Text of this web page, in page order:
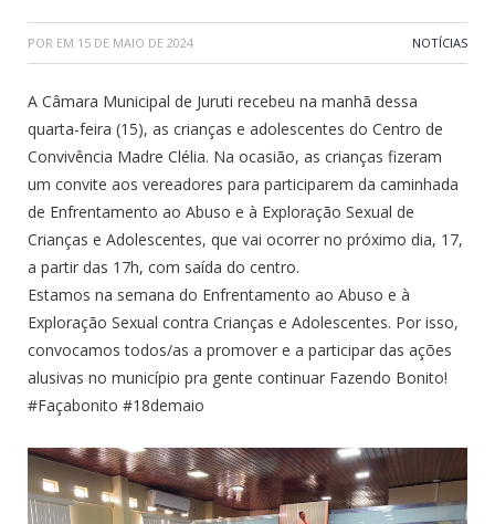
POR EM 15 DE MAIO DE 2024 NOTÍCIAS
A Câmara Municipal de Juruti recebeu na manhã dessa
quarta-feira (15), as crianças e adolescentes do Centro de
Convivência Madre Clélia. Na ocasião, as crianças fizeram
um convite aos vereadores para participarem da caminhada
de Enfrentamento ao Abuso e à Exploração Sexual de
Crianças e Adolescentes, que vai ocorrer no próximo dia, 17,
a partir das 17h, com saída do centro.
Estamos na semana do Enfrentamento ao Abuso e à
Exploração Sexual contra Crianças e Adolescentes. Por isso,
convocamos todos/as a promover e a participar das ações
alusivas no município pra gente continuar Fazendo Bonito!
#Façabonito #18demaio